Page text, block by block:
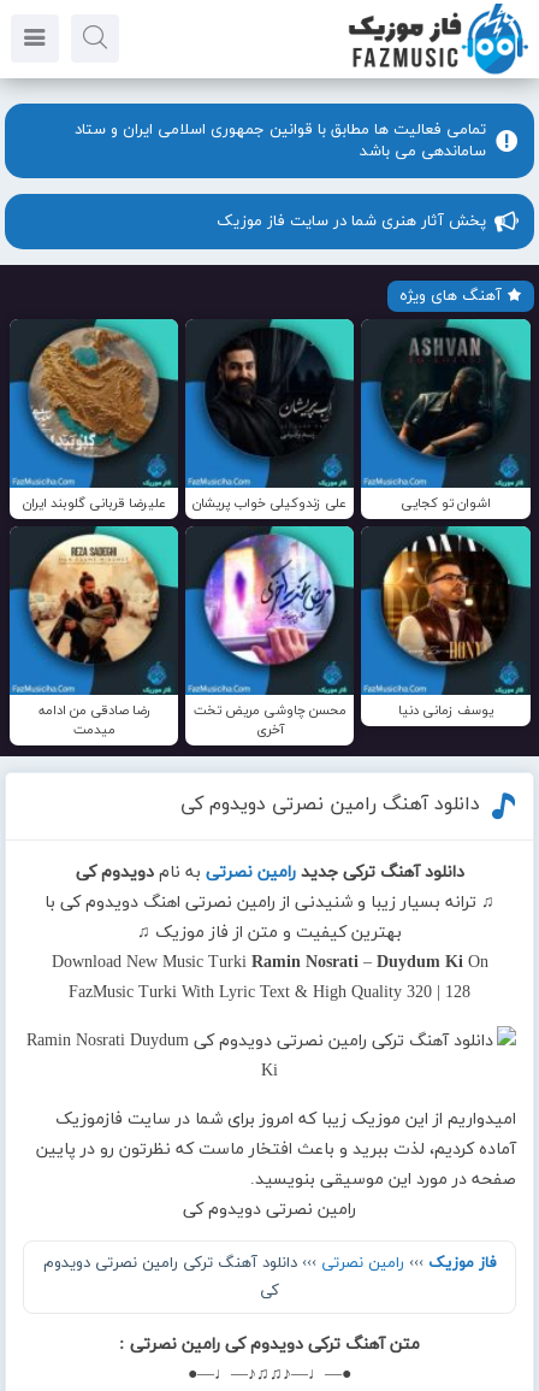
تمامی فعالیت ها مطابق با قوانین جمهوری اسلامی ایران و ستاد
ساماندهی می باشد
پخش آثار هنری شما در سایت فاز موزیک
آهنگ های ویژه
اشوان تو کجایی علی زندوکیلی خواب پریشان علیرضا قربانی گلوبند ایران
یوسف زمانی دنیا
محسن چاوشی مریض تخت
آخری
رضا صادقی من ادامه
میدمت
دانلود آهنگ رامین نصرتی دویدوم کی
دانلود آهنگ ترکی جدید رامین نصرتی به نامدویدوم کی
♫ ترانه بسیار زیبا و شنیدنی از رامین نصرتی اهنگ دویدوم کی با
بهترین کیفیت و متن از فاز موزیک ♫
Download New Music Turki Ramin Nosrati– Duydum KiOn
FazMusic Turki With Lyric Text & High Quality 320 | 128
امیدواریم از این موزیک زیبا که امروز برای شما در سایت فازموزیک
آماده کردیم، لذت ببرید و باعث افتخار ماست که نظرتون رو در پایین
صفحه در مورد این موسیقی بنویسید.
رامین نصرتی دویدوم کی
فاز موزیک ››› رامین نصرتی ››› دانلود آهنگ ترکی رامین نصرتی دویدوم
کی
متن آهنگ ترکی دویدوم کی رامین نصرتی :
●—♩—♪♫♫♪—♩—●